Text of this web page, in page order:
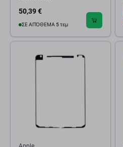
50,39 €
ΣΕ ΑΠΌΘΕΜΑ 5 τεμ